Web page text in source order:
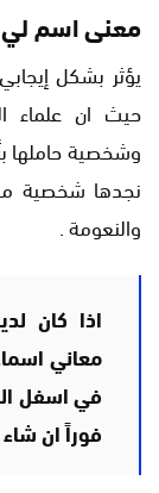
معنى اسم
يؤثر بشكل
حيث ان علماء
وشخصية حاملها
نجدها شخصية
والنعومة .
اذا كان
معاني
في اسفل
فوراً ان شاء